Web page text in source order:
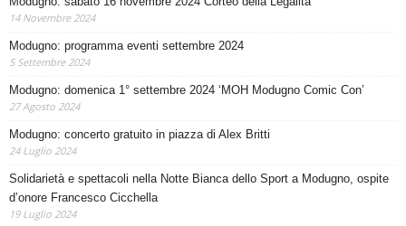
14 Novembre 2024
Modugno: programma eventi settembre 2024
5 Settembre 2024
Modugno: domenica 1° settembre 2024 ‘MOH Modugno Comic Con’
27 Agosto 2024
Modugno: concerto gratuito in piazza di Alex Britti
24 Luglio 2024
Solidarietà e spettacoli nella Notte Bianca dello Sport a Modugno, ospite
d’onore Francesco Cicchella
19 Luglio 2024